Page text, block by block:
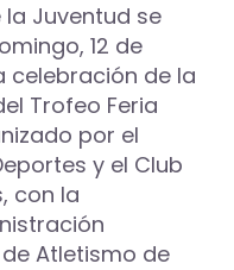
Juventud se
12 de
celebración de la
Trofeo Feria
por el
y el Club
con la
Atletismo de